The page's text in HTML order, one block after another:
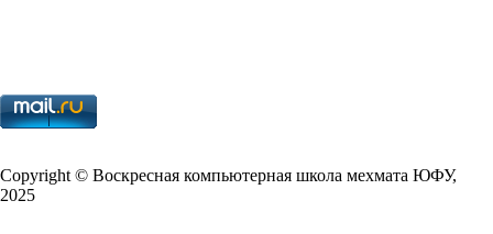
Copy­right © Воскресная компьютерная школа мехмата ЮФУ,
2025